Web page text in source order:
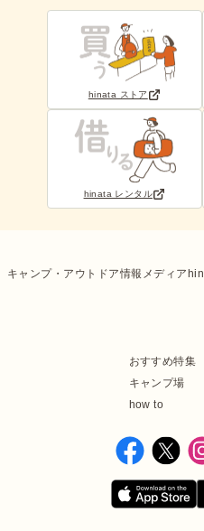
hinata ストア
hinata レンタル
キャンプ・アウトドア情報メディア
おすすめ特集
キャンプ場
how to